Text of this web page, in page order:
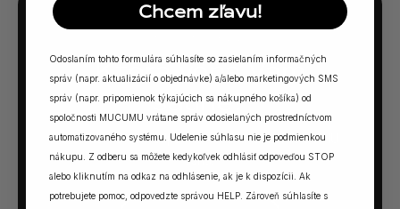
Ktorá vôňa Vám
sadne?
5 otázok. Jedna odpoveď. Vaša ideálna MUCUMU
vôňa.
Chcem zľavu!
Odoslaním tohto formulára súhlasíte so zasielaním informačných
správ (napr. aktualizácií o objednávke) a/alebo marketingových SMS
správ (napr. pripomienok týkajúcich sa nákupného košíka) od
spoločnosti MUCUMU vrátane správ odosielaných prostredníctvom
automatizovaného systému. Udelenie súhlasu nie je podmienkou
nákupu. Z odberu sa môžete kedykoľvek odhlásiť odpoveďou STOP
alebo kliknutím na odkaz na odhlásenie, ak je k dispozícii. Ak
potrebujete pomoc, odpovedzte správou HELP. Zároveň súhlasíte s